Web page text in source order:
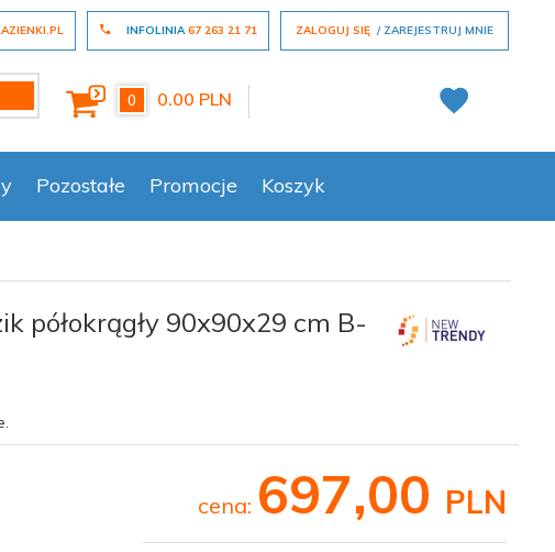
INFOLINIA67 263 21 71 ZALOGUJ SIĘ ZAREJESTRUJ MNIE
0 0.00 PLN
Pozostałe Promocje Koszyk
półokrągły 90x90x29 cm B-
cena: 697,00 PLN